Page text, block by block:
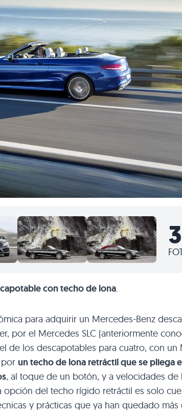
con techo de lona.
para adquirir un Mercedes-Benz
por el Mercedes SLC (anteriormente
de los descapotables para cuatro, con un
un techo de lona retráctil que se pliega
, al toque de un botón, y a velocidades de
opción del techo rígido retráctil es solo
y prácticas que ya han quedado más